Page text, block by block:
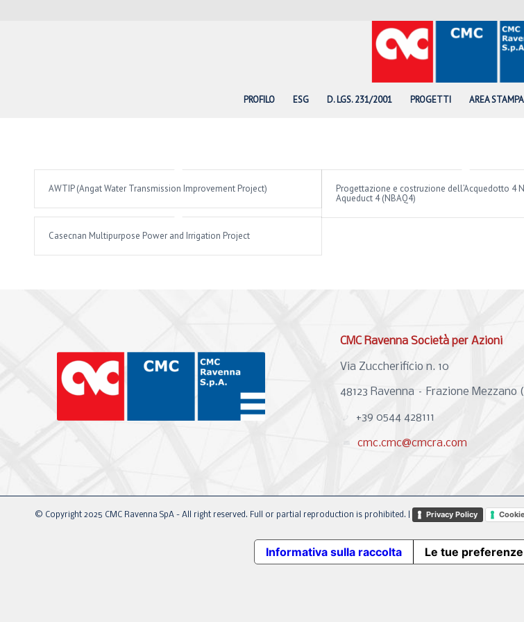
PROFILO ESG D. LGS. 231/2001 PROGETTI AREA STAMPA
AWTIP (Angat Water Transmission Improvement Project)
Progettazione e costruzione dell’Acquedotto 4
Aqueduct 4 (NBAQ4)
Casecnan Multipurpose Power and Irrigation Project
CMC Ravenna Società per Azioni
Via Zuccherificio n. 10
48123 Ravenna – Frazione Mezzano
+39 0544 428111
cmc.cmc@cmcra.com
© Copyright 2025 CMC Ravenna SpA - All right reserved. Full or partial reproduction is prohibited. | Privacy Policy
Informativa sulla raccolta Le tue